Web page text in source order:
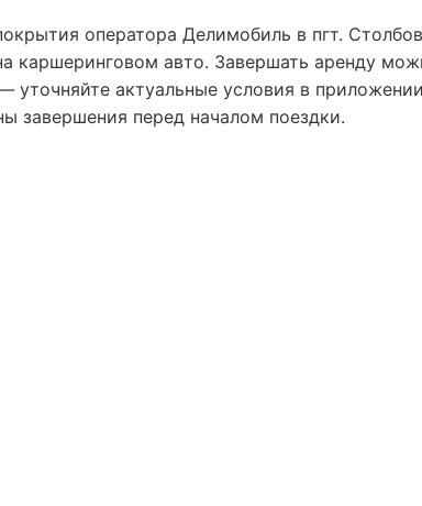
оператора Делимобиль в пгт.
каршеринговом авто. Завершать аренду
уточняйте актуальные условия в
завершения перед началом поездки.